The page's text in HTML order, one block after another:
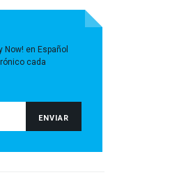
en Español
cada